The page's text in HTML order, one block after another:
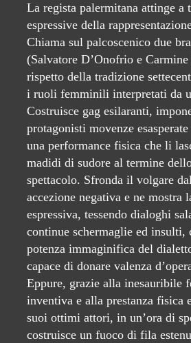
La regista palermitana attinge a
espressive della
Chiama sul palcoscenico due
(Salvatore D’Onofrio e
rispetto della tradizione
i ruoli femminili interpretati da
Costruisce gag esilaranti,
protagonisti movenze
una performance fisica che li
madidi di sudore al termine
spettacolo. Sfronda il volgare
accezione negativa e ne mostra
espressiva, tessendo dialoghi
continue schermaglie ed insulti,
potenza immaginifica del
capace di donare valenza
Eppure, grazie alla inesauribile
inventiva e alla prestanza fisica
suoi ottimi attori, in un’ora di
costruisce un fuoco di fila